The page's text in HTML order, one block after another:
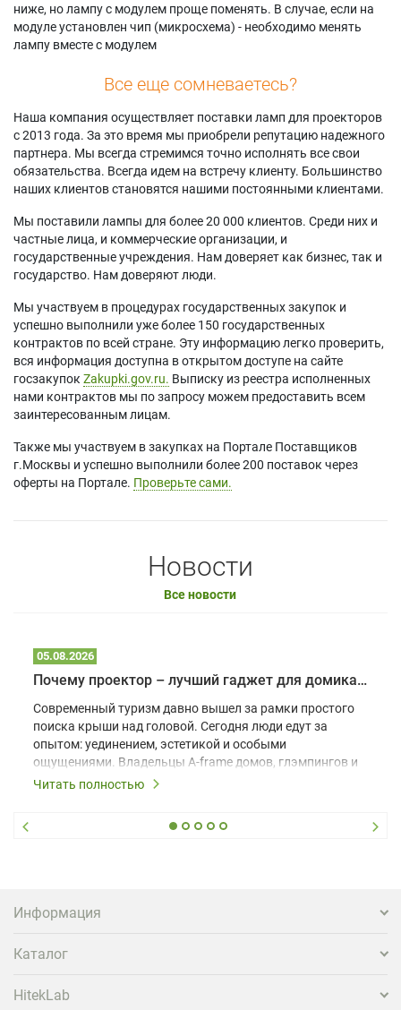
ниже, но лампу с модулем проще поменять. В случае, если на
модуле установлен чип (микросхема) - необходимо менять
лампу вместе с модулем
Все еще сомневаетесь?
Наша компания осуществляет поставки ламп для проекторов
с 2013 года. За это время мы приобрели репутацию надежного
партнера. Мы всегда стремимся точно исполнять все свои
обязательства. Всегда идем на встречу клиенту. Большинство
наших клиентов становятся нашими постоянными клиентами.
Мы поставили лампы для более 20 000 клиентов. Среди них и
частные лица, и коммерческие организации, и
государственные учреждения. Нам доверяет как бизнес, так и
государство. Нам доверяют люди.
Мы участвуем в процедурах государственных закупок и
успешно выполнили уже более 150 государственных
контрактов по всей стране. Эту информацию легко проверить,
вся информация доступна в открытом доступе на сайте
госзакупок Zakupki.gov.ru. Выписку из реестра исполненных
нами контрактов мы по запросу можем предоставить всем
заинтересованным лицам.
Также мы участвуем в закупках на Портале Поставщиков
г.Москвы и успешно выполнили более 200 поставок через
оферты на Портале. Проверьте сами.
Новости
Все новости
05.08.2026
Почему проектор – лучший гаджет для домика в глэмпинге
Современный туризм давно вышел за рамки простого
поиска крыши над головой. Сегодня люди едут за
опытом: уединением, эстетикой и особыми
ощущениями. Владельцы A-frame домов, глэмпингов и
шале понимают, что конкуренция растет, и
вернуться и поделиться впечатлениями в соцсетях,
проектора.
Читать полностью
Информация
Каталог
HitekLab